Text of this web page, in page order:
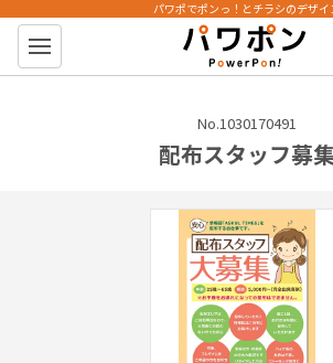
パワポン
パワポでポンっ！とチラシのデザイ
No.1030170491
配布スタッフ募